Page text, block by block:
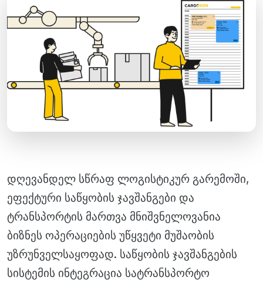
დღევანდელ სწრაფ ლოგისტიკურ გარემოში,
ეფექტური საწყობის ჯავშანგები და
ტრანსპორტის მართვა მნიშვნელოვანია
ბიზნეს ოპერაციების უწყვეტი მუშაობის
უზრუნველსაყოფად. საწყობის ჯავშანგების
სისტემის ინტეგრაცია სატრანსპორტო